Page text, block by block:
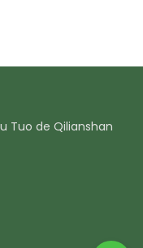
Tuo de Qilianshan